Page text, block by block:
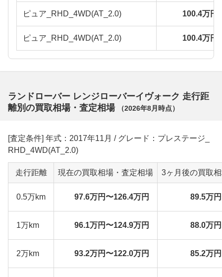
ピュア_RHD_4WD(AT_2.0) 100.4万円
ピュア_RHD_4WD(AT_2.0) 100.4万円
ランドローバー レンジローバーイヴォーク 走行距
離別の買取相場・査定相場
（2026年8月 時点）
[査定条件] 年式：2017年11月 / グレード：プレステージ_
RHD_4WD(AT_2.0)
走行距離 現在の買取相場・査定相場 3ヶ月後の買取
0.5万km 97.6万円〜126.4万円 89.5万
1万km 96.1万円〜124.9万円 88.0万
2万km 93.2万円〜122.0万円 85.2万